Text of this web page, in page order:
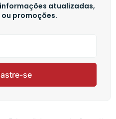
atualizadas,
promoções.
se